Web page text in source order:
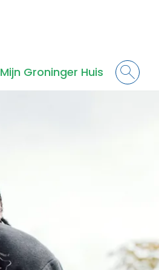
Mijn Groninger Huis